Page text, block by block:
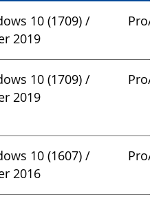
10 (1709) /
2019
Pro/
10 (1709) /
2019
Pro/
10 (1607) /
2016
Pro/